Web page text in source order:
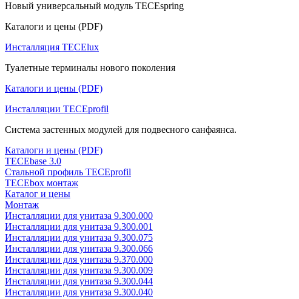
Новый универсальный модуль TECEspring
Каталоги и цены (PDF)
Инсталляция TECElux
Туалетные терминалы нового поколения
Каталоги и цены (PDF)
Инсталляции TECEprofil
Система застенных модулей для подвесного санфаянса.
Каталоги и цены (PDF)
TECEbase 3.0
Стальной профиль TECEprofil
TECEbox монтаж
Каталог и цены
Монтаж
Инсталляции для унитаза 9.300.000
Инсталляции для унитаза 9.300.001
Инсталляции для унитаза 9.300.075
Инсталляции для унитаза 9.300.066
Инсталляции для унитаза 9.370.000
Инсталляции для унитаза 9.300.009
Инсталляции для унитаза 9.300.044
Инсталляции для унитаза 9.300.040